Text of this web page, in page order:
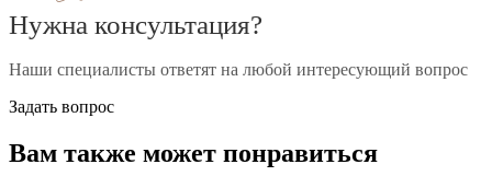
Нужна консультация?
Наши специалисты ответят на любой интересующий вопрос
Задать вопрос
Вам также может понравиться